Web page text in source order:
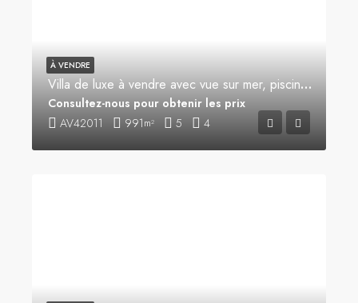
Villa de luxe à vendre avec vue sur mer, piscine et jardin spacieux – un havre de paix et de confort
AV42011 991m² 5 4
Consultez-nous pour obtenir les prix
À VENDRE